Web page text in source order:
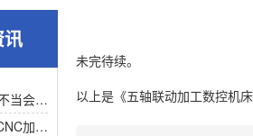
CNC零件加工工艺处理不当会有什么影响？
盘点精密五金零件加工CNC加工明显的特征有哪些
未完待续。
以上是 《五轴联动加工数控机